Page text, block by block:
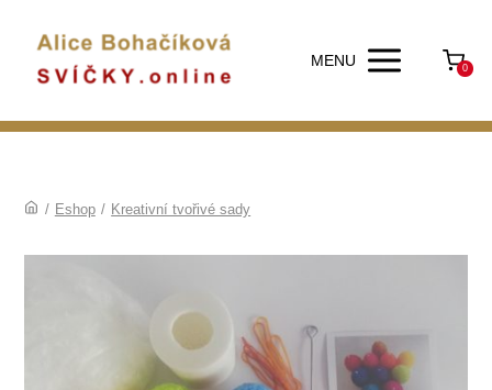
MENU 0
/ Eshop / Kreativní tvořivé sady